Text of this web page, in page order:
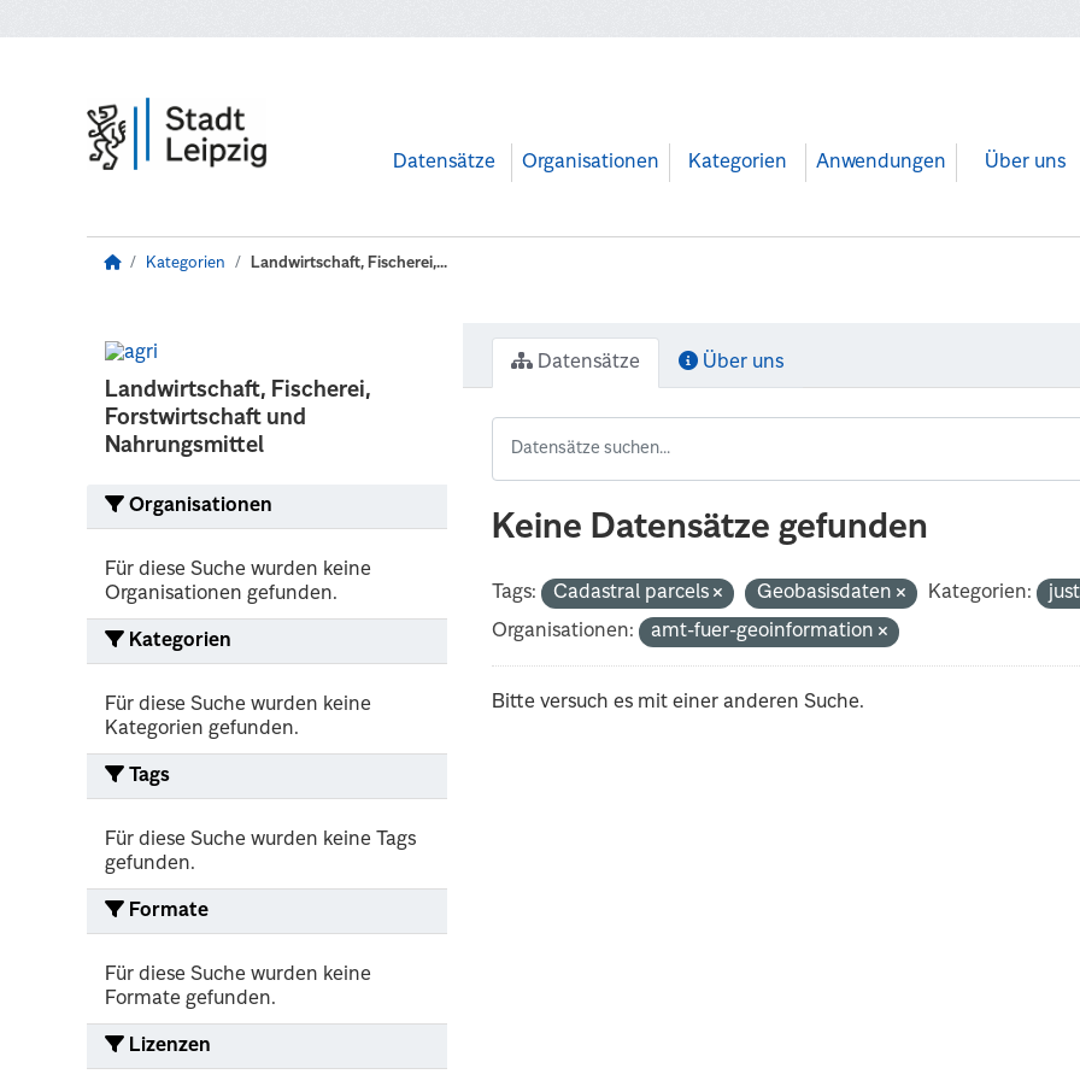
Datensätze Organisationen Kategorien Anwendungen Über uns
Kategorien Landwirtschaft, Fischerei,...
Landwirtschaft, Fischerei,
Forstwirtschaft und
Nahrungsmittel
Organisationen
Für diese Suche wurden keine
Organisationen gefunden.
Kategorien
Für diese Suche wurden keine
Kategorien gefunden.
Tags
Für diese Suche wurden keine Tags
gefunden.
Formate
Für diese Suche wurden keine
Formate gefunden.
Lizenzen
Datensätze Über uns
Keine Datensätze gefunden
Tags: Cadastral parcels Geobasisdaten Kategorien:
Organisationen:
amt-fuer-geoinformation
Bitte versuch es mit einer anderen Suche.